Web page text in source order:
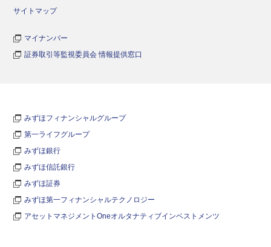
サイトマップ
マイナンバー
証券取引等監視委員会 情報提供窓口
みずほフィナンシャルグループ
第一ライフグループ
みずほ銀行
みずほ信託銀行
みずほ証券
みずほ第一フィナンシャルテクノロジー
アセットマネジメントOneオルタナティブインベストメンツ